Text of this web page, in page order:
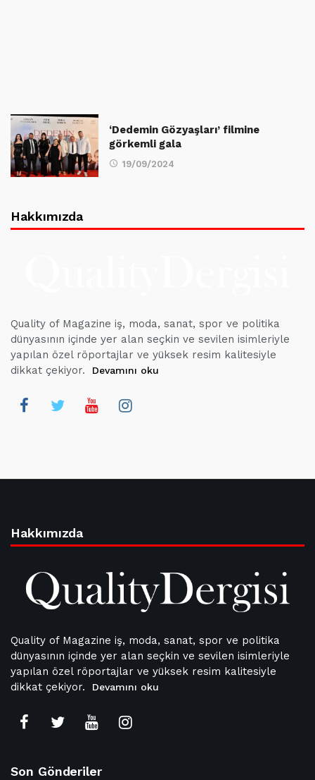
‘Dedemin Gözyaşları’ filmine
görkemli gala
19/09/2024
Hakkımızda
Quality of Magazine iş, moda, sanat, spor ve politika
dünyasının içinde yer alan seçkin ve sevilen isimleriyle
yapılan özel röportajlar ve yüksek resim kalitesiyle
dikkat çekiyor.
Devamını oku
Hakkımızda
Quality of Magazine iş, moda, sanat, spor ve politika
dünyasının içinde yer alan seçkin ve sevilen isimleriyle
yapılan özel röportajlar ve yüksek resim kalitesiyle
dikkat çekiyor.
Devamını oku
Son Gönderiler